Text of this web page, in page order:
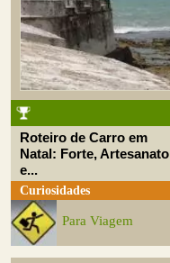
Roteiro de Carro em
Natal: Forte, Artesanato
e...
Curiosidades
Para Viagem